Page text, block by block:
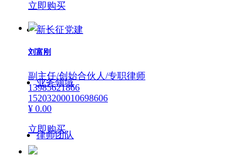
新长征党建
业务领域
律师团队
立即购买
刘富刚
副主任/创始合伙人/专职律师
13985621866
15203200010698606
¥ 0.00
立即购买